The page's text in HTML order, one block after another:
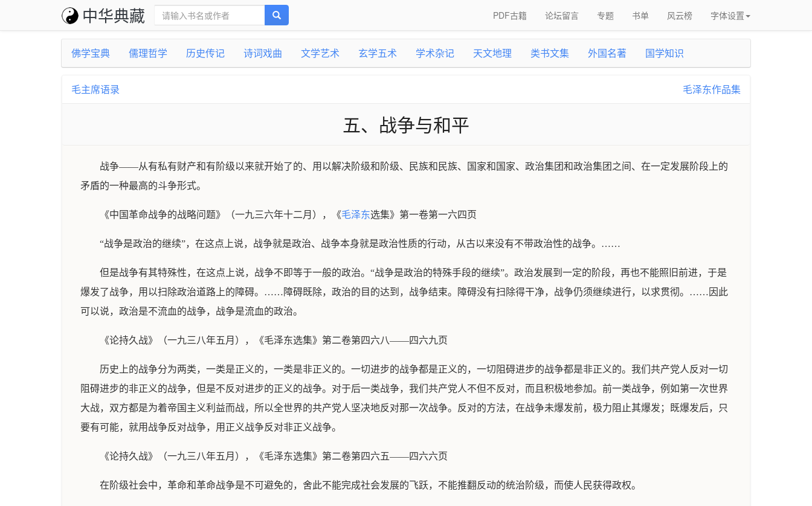
中华典藏 PDF古籍 论坛留言 专题 书单 风云榜 字体设置
佛学宝典 儒理哲学 历史传记 诗词戏曲 文学艺术 玄学五术 学术杂记 天文地理 类书文集 外国名著 国学知识
毛主席语录 毛泽东作品集
五、战争与和平
战争——从有私有财产和有阶级以来就开始了的、用以解决阶级和阶级、民族和民族、国家和国家、政治集团和政治集团之间、在一定发展阶段上的
矛盾的一种最高的斗争形式。
《中国革命战争的战略问题》（一九三六年十二月），《毛泽东选集》第一卷第一六四页
“战争是政治的继续”，在这点上说，战争就是政治、战争本身就是政治性质的行动，从古以来没有不带政治性的战争。……
但是战争有其特殊性，在这点上说，战争不即等于一般的政治。“战争是政治的特殊手段的继续”。政治发展到一定的阶段，再也不能照旧前进，于是
爆发了战争，用以扫除政治道路上的障碍。……障碍既除，政治的目的达到，战争结束。障碍没有扫除得干净，战争仍须继续进行，以求贯彻。……因此
可以说，政治是不流血的战争，战争是流血的政治。
《论持久战》（一九三八年五月），《毛泽东选集》第二卷第四六八——四六九页
历史上的战争分为两类，一类是正义的，一类是非正义的。一切进步的战争都是正义的，一切阻碍进步的战争都是非正义的。我们共产党人反对一切
阻碍进步的非正义的战争，但是不反对进步的正义的战争。对于后一类战争，我们共产党人不但不反对，而且积极地参加。前一类战争，例如第一次世界
大战，双方都是为着帝国主义利益而战，所以全世界的共产党人坚决地反对那一次战争。反对的方法，在战争未爆发前，极力阻止其爆发；既爆发后，只
要有可能，就用战争反对战争，用正义战争反对非正义战争。
《论持久战》（一九三八年五月），《毛泽东选集》第二卷第四六五——四六六页
在阶级社会中，革命和革命战争是不可避免的，舍此不能完成社会发展的飞跃，不能推翻反动的统治阶级，而使人民获得政权。